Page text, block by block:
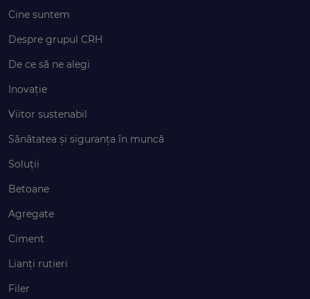
Cine suntem
Despre grupul CRH
De ce să ne alegi
Inovație
Viitor sustenabil
Sănătatea și siguranța în muncă
Soluții
Betoane
Agregate
Ciment
Lianți rutieri
Filer